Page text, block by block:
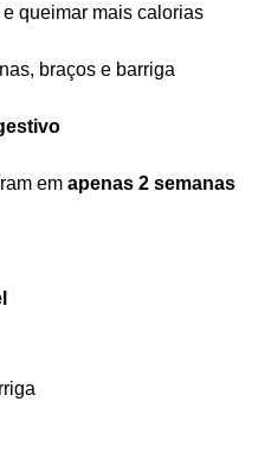
e queimar mais calorias
braços e barriga
em apenas 2 semanas